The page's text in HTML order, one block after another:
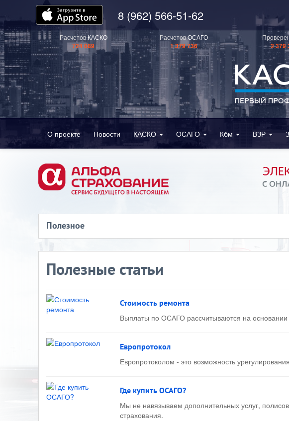
8 (962) 566-51-62
РасчетовКАСКО
724 089
РасчетовОСАГО
1 379 736 2 379
О проекте Новости КАСКО ОСАГО Кбм ВЗР
Полезное
Полезные статьи
Стоимость ремонта
Выплаты по ОСАГО рассчитываются на основании
Европротокол
Европротоколом - это возможность
Где купить ОСАГО?
Мы не навязываем дополнительных услуг,
страхования.